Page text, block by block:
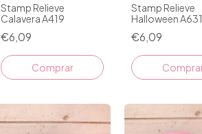
Stamp Relieve
Calavera A419
€6,09
Stamp Relieve
Halloween A631
€6,09